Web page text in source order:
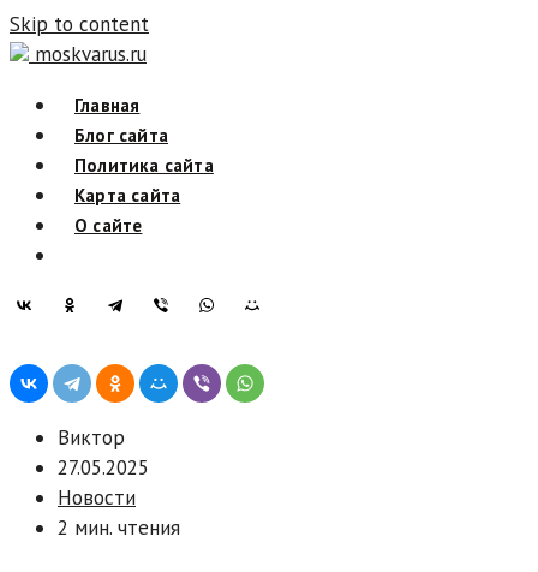
Skip to content
moskvarus.ru
Главная
Блог сайта
Политика сайта
Карта сайта
О сайте
Виктор
27.05.2025
Новости
2 мин. чтения